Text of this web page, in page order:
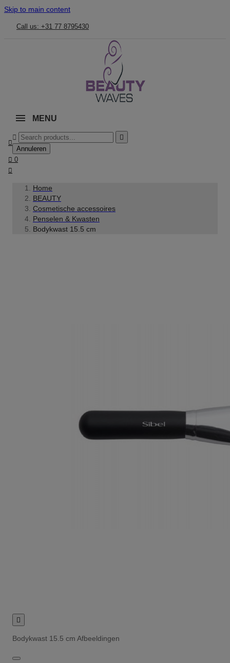
Skip to main content
Call us: +31 77 8795430
MENU



Annuleren
 0

Home
BEAUTY
Cosmetische accessoires
Penselen & Kwasten
Bodykwast 15.5 cm

Bodykwast 15.5 cm Afbeeldingen